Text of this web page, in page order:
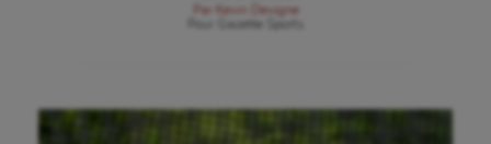
Par
Kevin Devigne
Gazette Sports